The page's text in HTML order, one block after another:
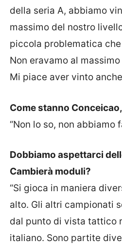
della seria A, abbiamo
massimo del nostro
piccola problematica
Non eravamo al
Mi piace aver vinto anche
Come stanno
“Non lo so, non abbiamo
Dobbiamo aspettarci
Cambierà moduli?
“Si gioca in maniera
alto. Gli altri campionati
dal punto di vista tattico
italiano. Sono partite